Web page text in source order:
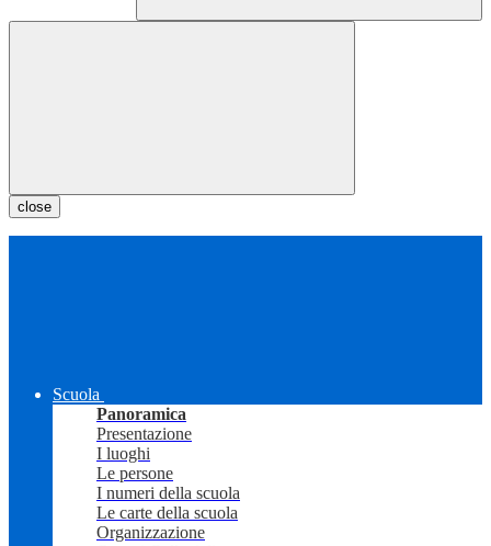
close
Scuola
Panoramica
Presentazione
I luoghi
Le persone
I numeri della scuola
Le carte della scuola
Organizzazione